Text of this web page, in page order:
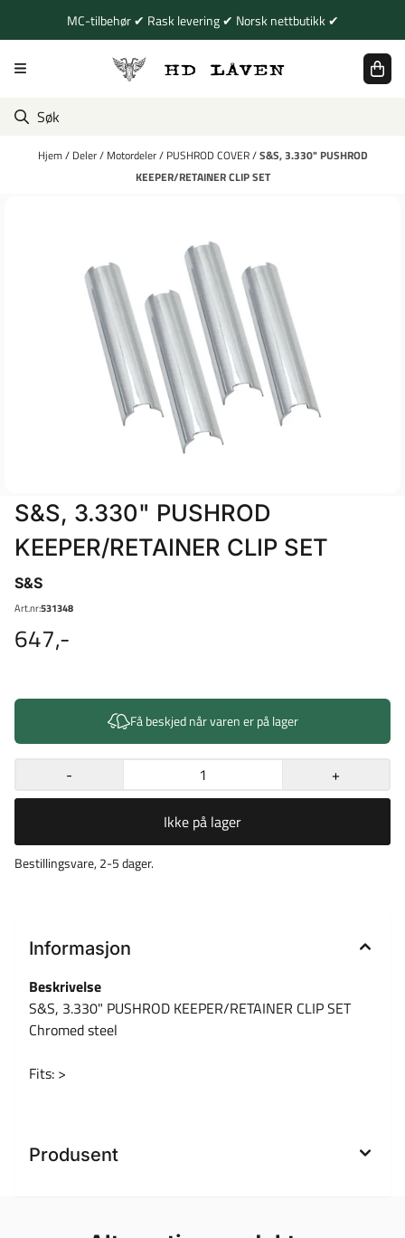
Hopp til innholdMC-tilbehør ✔ Rask levering ✔ Norsk nettbutikk ✔
Hjem/ Deler/ Motordeler/ PUSHROD COVER/S&S, 3.330" PUSHROD
KEEPER/RETAINER CLIP SET
S&S, 3.330" PUSHROD
KEEPER/RETAINER CLIP SET
S&S
Art.nr:531348
647,-
Få beskjed når varen er på lager
- +
Ikke på lager
Bestillingsvare, 2-5 dager.
Informasjon
Beskrivelse
S&S, 3.330" PUSHROD KEEPER/RETAINER CLIP SET
Chromed steel
Fits: >
Produsent